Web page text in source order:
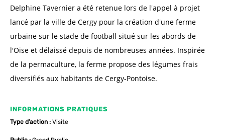
Delphine Tavernier a été retenue lors de l'appel à projet
lancé par la ville de Cergy pour la création d'une ferme
urbaine sur le stade de football situé sur les abords de
l'Oise et délaissé depuis de nombreuses années. Inspirée
de la permaculture, la ferme propose des légumes frais
diversifiés aux habitants de Cergy-Pontoise.
INFORMATIONS PRATIQUES
Type d’action : Visite